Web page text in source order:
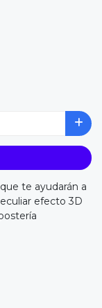
te ayudarán a
efecto 3D